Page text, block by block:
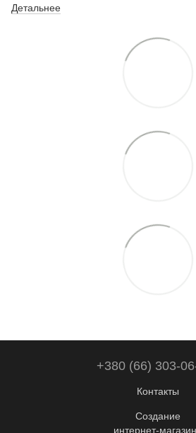
Детальнее
+380 (66) 303-
Контакты
Создание
интернет-